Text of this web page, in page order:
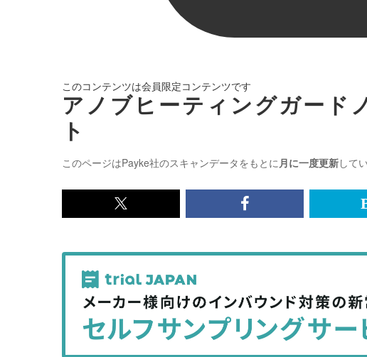
このコンテンツは会員限定コンテンツです
アノブヒーティングガード
ト
このページはPayke社のスキャンデータをもとに 月に一度更新して
x<br>
記
事
を
シ
ェ
Facebook<br>
記
を
シ
ェ